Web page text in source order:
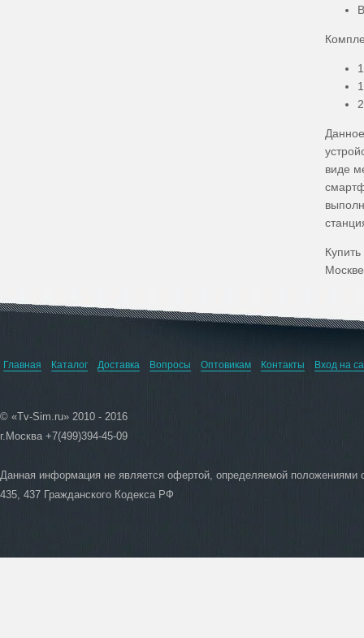
виде
Главная Каталог Доставка Вопросы Оптовикам Контакты Вход на
© «Tv-Sim.ru» 2010 - 2016
г.Москва +7(499)394-45-09
Данная информация не является офертой, определяемой положениями
435, 437 Гражданского Кодекса РФ